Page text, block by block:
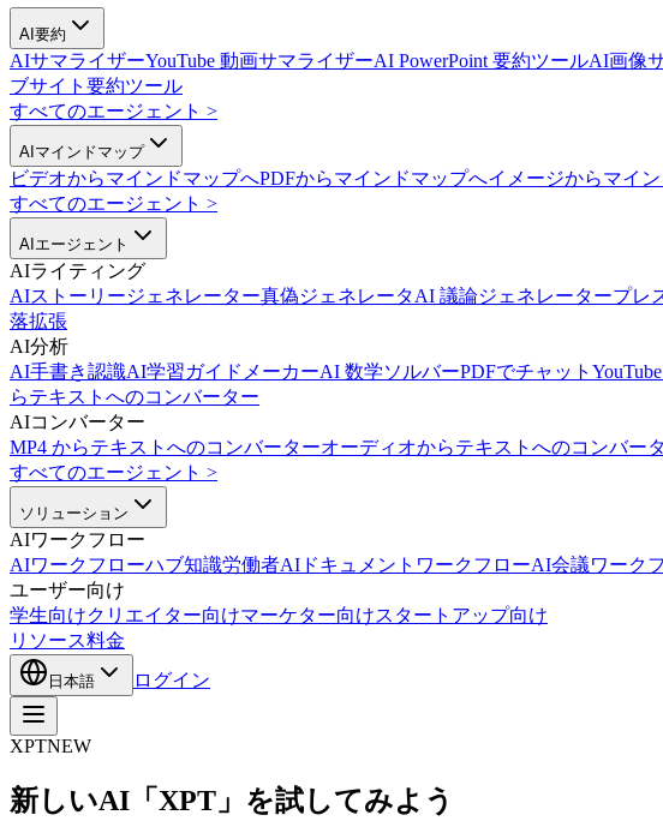
AI要約
AIサマライザーYouTube 動画サマライザーAI PowerPoint 要約ツールAI画像
ブサイト要約ツール
すべてのエージェント >
AIマインドマップ
ビデオからマインドマップへPDFからマインドマップへイメージからマイ
すべてのエージェント >
AIエージェント
AIライティング
AIストーリージェネレーター真偽ジェネレータAI 議論ジェネレータープレ
落拡張
AI分析
AI手書き認識AI学習ガイドメーカーAI 数学ソルバーPDFでチャット
らテキストへのコンバーター
AIコンバーター
MP4 からテキストへのコンバーターオーディオからテキストへのコンバー
すべてのエージェント >
ソリューション
AIワークフロー
AIワークフローハブ知識労働者AI ドキュメントワークフローAI会議ワーク
ユーザー向け
学生向けクリエイター向けマーケター向けスタートアップ向け
リソース料金
日本語 ログイン
XPTNEW
新しいAI「XPT」を試してみよう